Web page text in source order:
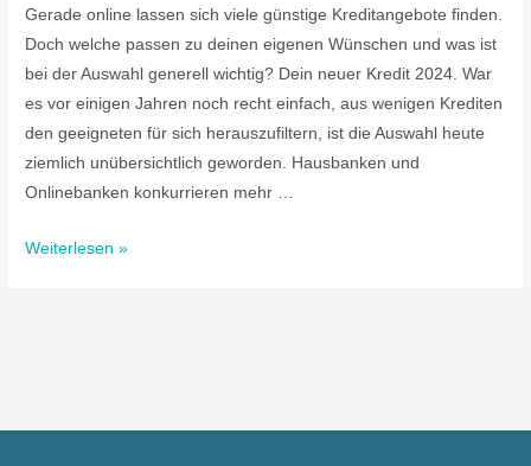
Gerade online lassen sich viele günstige Kreditangebote finden.
Doch welche passen zu deinen eigenen Wünschen und was ist
bei der Auswahl generell wichtig? Dein neuer Kredit 2024. War
es vor einigen Jahren noch recht einfach, aus wenigen Krediten
den geeigneten für sich herauszufiltern, ist die Auswahl heute
ziemlich unübersichtlich geworden. Hausbanken und
Onlinebanken konkurrieren mehr …
Weiterlesen »